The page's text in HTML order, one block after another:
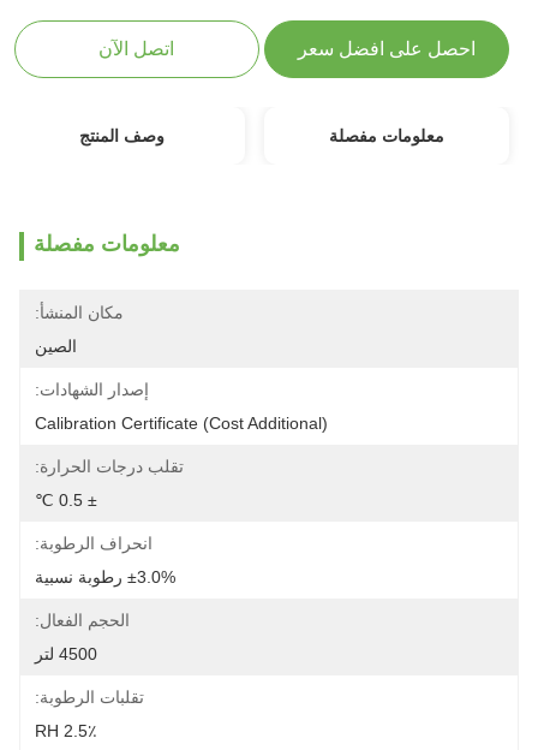
احصل على افضل سعر اتصل الآن
معلومات مفصلة وصف المنتج
معلومات مفصلة
مكان المنشأ:
الصين
إصدار الشهادات:
Calibration Certificate (Cost Additional)
تقلب درجات الحرارة:
± 0.5 ℃
انحراف الرطوبة:
±3.0% رطوبة نسبية
الحجم الفعال:
4500 لتر
تقلبات الرطوبة:
2.5٪ RH